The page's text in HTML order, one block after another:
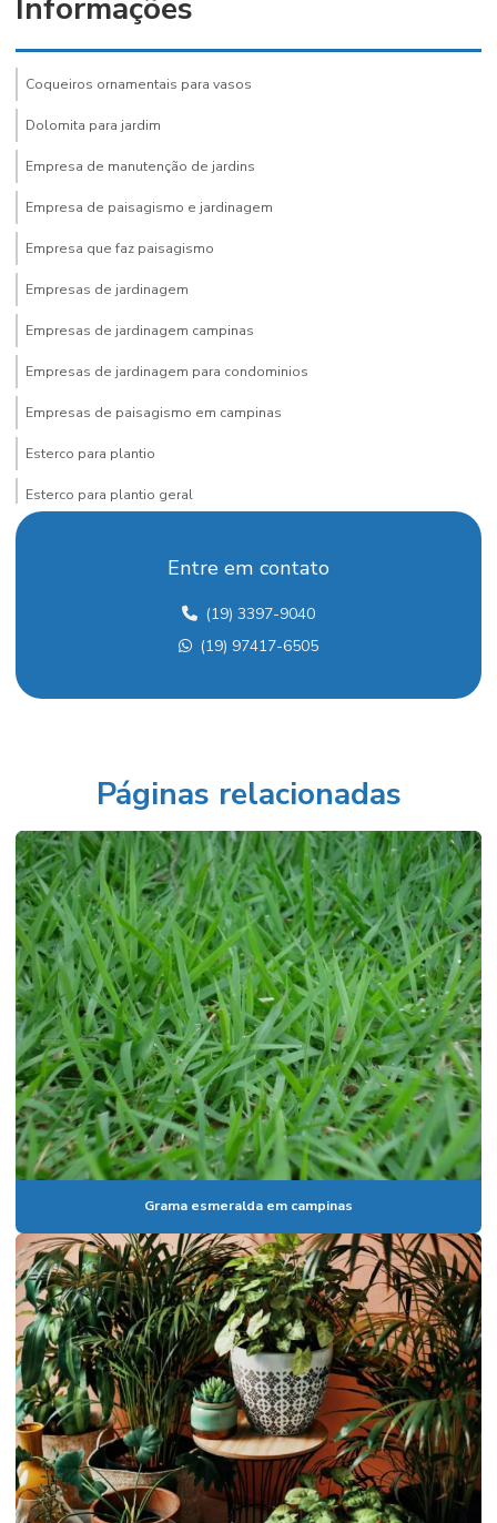
Coqueiros ornamentais para vasos
Dolomita para jardim
Empresa de manutenção de jardins
Empresa de paisagismo e jardinagem
Empresa que faz paisagismo
Empresas de jardinagem
Empresas de jardinagem campinas
Empresas de jardinagem para condominios
Empresas de paisagismo em campinas
Esterco para plantio
Esterco para plantio geral
Fertilizante para mudas
Flores ornamentais em campinas
Floricultura e plantas ornamentais
Folhagens ornamentais para interiores
Fornecedor de palmeiras
Fornecedor de vasos para paisagismo corporativo em campinas
Fornecedores de paisagismo em paulínia
Grama esmeralda em campinas
Insumos para plantio
Insumos para plantio geral
Loja de vasos em campinas
Manutenção de áreas verdes
Manutenção areas verdes sp
Manutenção de paisagismo
Mudas de arvores frutiferas para vaso
Mudas de plantas frutiferas para jardim
Mudas de plantas para paisagismo
Onde comprar grama em campinas
Paisagismo empresarial
Paisagismo e jardinagem em vinhedo
Entre em contato
(19) 3397-9040
(19) 97417-6505
Páginas relacionadas
Grama esmeralda em campinas